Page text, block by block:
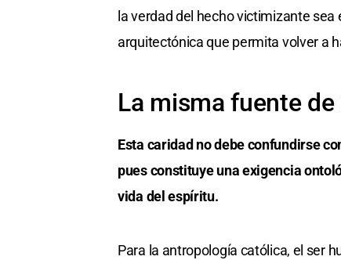
la verdad del hecho victimizante
arquitectónica que permita volver a
La misma fuente
Esta caridad no debe confundirse
pues constituye una exigencia
vida del espíritu.
Para la antropología católica, el ser